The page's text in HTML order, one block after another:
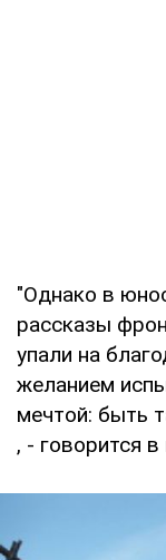
"Однако в
рассказы
упали на
желанием
мечтой: быть
, - говорится в